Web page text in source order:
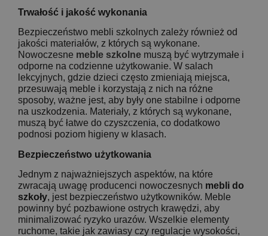
Trwałość i jakość wykonania
Bezpieczeństwo mebli szkolnych zależy również od
jakości materiałów, z których są wykonane.
Nowoczesne meble szkolne muszą być wytrzymałe i
odporne na codzienne użytkowanie. W salach
lekcyjnych, gdzie dzieci często zmieniają miejsca,
przesuwają meble i korzystają z nich na różne
sposoby, ważne jest, aby były one stabilne i odporne
na uszkodzenia. Materiały, z których są wykonane,
muszą być łatwe do czyszczenia, co dodatkowo
podnosi poziom higieny w klasach.
Bezpieczeństwo użytkowania
Jednym z najważniejszych aspektów, na które
zwracają uwagę producenci nowoczesnych mebli do
szkoły, jest bezpieczeństwo użytkowników. Meble
powinny być pozbawione ostrych krawędzi, aby
minimalizować ryzyko urazów. Wszelkie elementy
ruchome, takie jak zawiasy czy regulacje wysokości,